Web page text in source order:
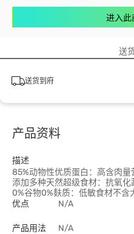
进入此
送
送货到府
产品资料
描述
85%动物性优质蛋白：高含肉量
添加多种天然超级食材：抗氧
0%谷物0%麸质：低敏食材不含
优点
N/A
产品用法 N/A